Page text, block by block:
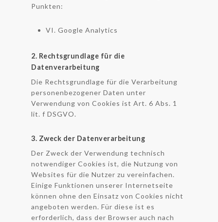
Punkten:
VI. Google Analytics
2. Rechtsgrundlage für die
Datenverarbeitung
Die Rechtsgrundlage für die Verarbeitung
personenbezogener Daten unter
Verwendung von Cookies ist Art. 6 Abs. 1
lit. f DSGVO.
3. Zweck der Datenverarbeitung
Der Zweck der Verwendung technisch
notwendiger Cookies ist, die Nutzung von
Websites für die Nutzer zu vereinfachen.
Einige Funktionen unserer Internetseite
können ohne den Einsatz von Cookies nicht
angeboten werden. Für diese ist es
erforderlich, dass der Browser auch nach